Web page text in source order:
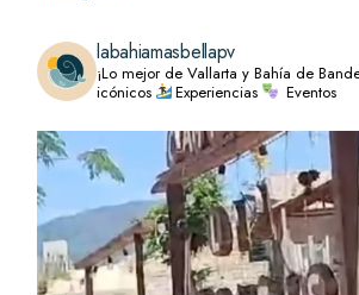
labahiamasbellapv
¡Lo mejor de Vallarta y Bahía de
icónicos
Experiencias Eventos